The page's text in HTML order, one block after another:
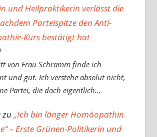
und Heilpraktikerin verlässt die
Parteispitze den Anti-
Kurs bestätigt hat
von Frau Schramm finde ich
und gut. Ich verstehe absolut nicht,
Partei, die doch eigentlich…
zu„Ich bin länger Homöopathin
– Erste Grünen-Politikerin und